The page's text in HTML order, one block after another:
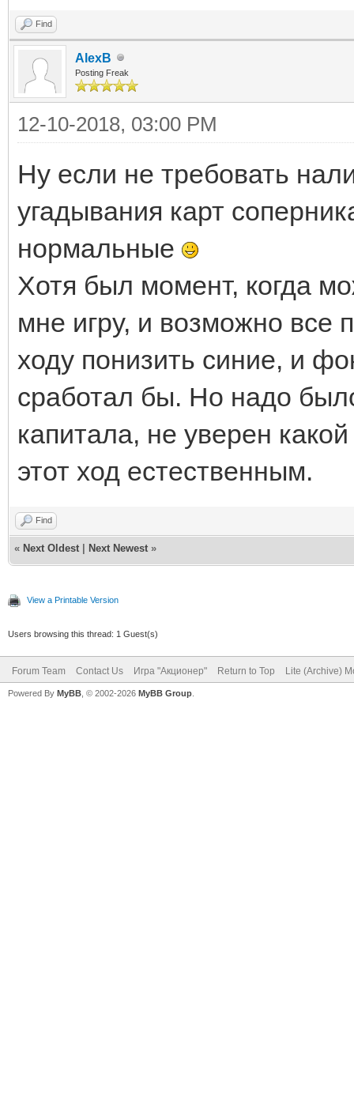
Find
AlexB
Posting Freak
12-10-2018, 03:00 PM
Ну если не требовать
угадывания карт
нормальные
Хотя был момент, когда
мне игру, и возможно все
ходу понизить синие, и
сработал бы. Но надо
капитала, не уверен
этот ход естественным.
Find
« Next Oldest Next Newest »
View a Printable Version
Users browsing this thread: 1 Guest(s)
Forum Team Contact Us Игра "Акционер" Return to Top Lite (Archive)
Powered By MyBB , © 2002-2026 MyBB Group